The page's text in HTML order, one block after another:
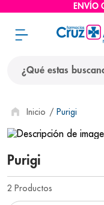
ENVÍO
Purigi
Purigi
2 Productos
términos más
1. protector solar
2. pañales
3. eucerin
4. cerave